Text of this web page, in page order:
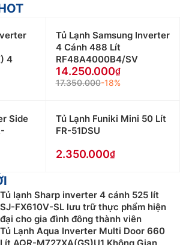
4
Tủ Lạnh Samsung Inverter
4 Cánh 488 Lít
RF48A4000B4/SV
14.250.000
17.350.000-18%
Side
Tủ Lạnh Funiki Mini 50 Lít
FR-51DSU
2.350.000
Tủ lạnh Sharp inverter 4 cánh 525 lít
SJ-FX610V-SL lưu trữ thực phẩm hiện
đại cho gia đình đông thành viên
Tủ Lạnh Aqua Inverter Multi Door 660
Lít AQR-M727XA(GS)U1 Không Gian